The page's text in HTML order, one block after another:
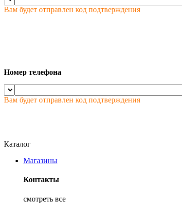
Вам будет отправлен код подтверждения
Номер телефона
Вам будет отправлен код подтверждения
Каталог
Магазины
Контакты
смотреть все